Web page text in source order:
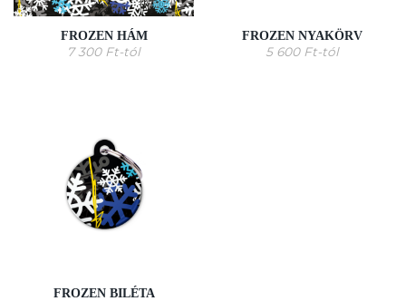
FROZEN HÁM
7 300 Ft-tól
FROZEN NYAKÖRV
5 600 Ft-tól
FROZEN BILÉTA